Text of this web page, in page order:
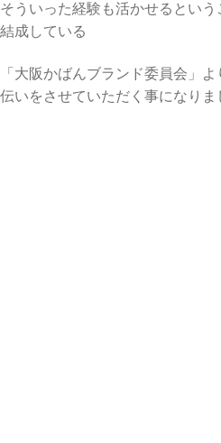
そういった経験も活かせるとい
結成している
「大阪かばんブランド委員会」
伝いをさせていただく事になりま